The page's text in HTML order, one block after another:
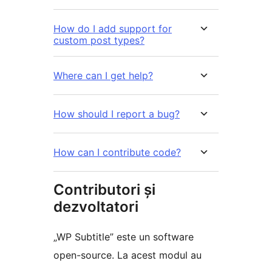
How do I add support for
custom post types?
Where can I get help?
How should I report a bug?
How can I contribute code?
Contributori și
dezvoltatori
„WP Subtitle” este un software
open-source. La acest modul au